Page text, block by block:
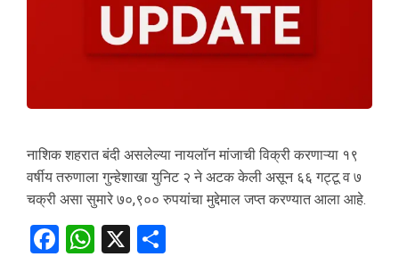
नाशिक शहरात बंदी असलेल्या नायलॉन मांजाची विक्री करणाऱ्या १९
वर्षीय तरुणाला गुन्हेशाखा युनिट २ ने अटक केली असून ६६ गट्टू व ७
चक्री असा सुमारे ७०,९०० रुपयांचा मुद्देमाल जप्त करण्यात आला आहे.
F
W X